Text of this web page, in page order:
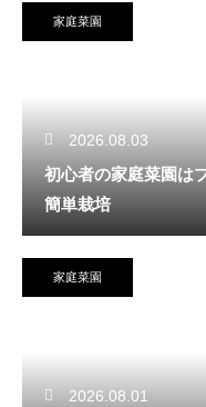
家庭菜園
2026.08.03
初心者の家庭菜園は
簡単栽培
家庭菜園
2026.08.01